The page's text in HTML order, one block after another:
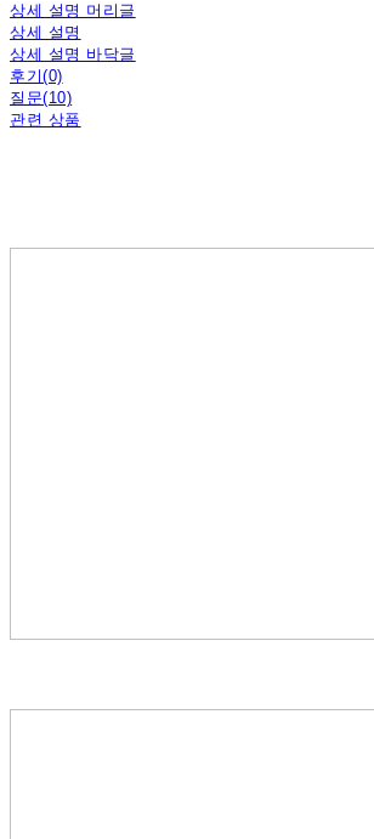
상세 설명 머리글
상세 설명
상세 설명 바닥글
후기(0)
질문(10)
관련 상품